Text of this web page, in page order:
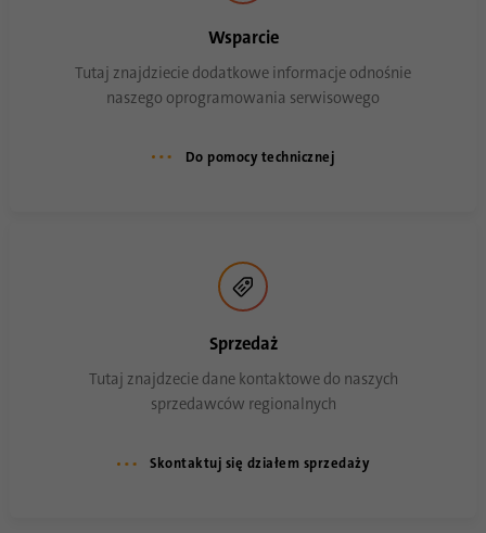
Wsparcie
Tutaj znajdziecie dodatkowe informacje odnośnie
naszego oprogramowania serwisowego
Do pomocy technicznej
Sprzedaż
Tutaj znajdzecie dane kontaktowe do naszych
sprzedawców regionalnych
Skontaktuj się działem sprzedaży